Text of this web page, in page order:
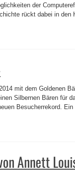
der
rückt dabei in den
mit dem Goldenen
Silbernen Bären für
Besucherrekord. Ein
Annett